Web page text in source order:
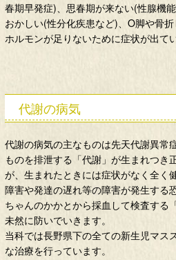
春期早発症)、思春期が来ない(性腺機
おかしい(性分化疾患など)、O脚や骨
ホルモンが足りないために症状が出て
代謝の病気
代謝の病気の主なものは先天代謝異常
ものを排泄する「代謝」が生まれつき
が、生まれたときには症状がなく全く
障害や発達の遅れ等の障害が発生する
ちゃんのかかとから採血して検査する
未然に防いでいきます。
当科では長野県下の全ての新生児マス
な治療を行っています。